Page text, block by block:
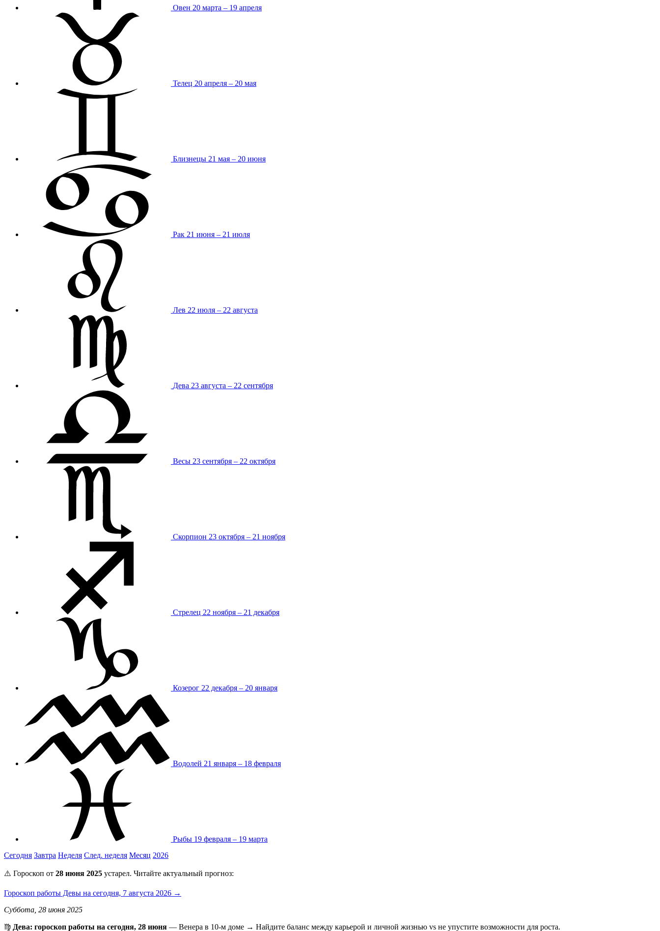
Овен 20 марта – 19 апреля
Телец 20 апреля – 20 мая
Близнецы 21 мая – 20 июня
Рак 21 июня – 21 июля
Лев 22 июля – 22 августа
Дева 23 августа – 22 сентября
Весы 23 сентября – 22 октября
Скорпион 23 октября – 21 ноября
Стрелец 22 ноября – 21 декабря
Козерог 22 декабря – 20 января
Водолей 21 января – 18 февраля
Рыбы 19 февраля – 19 марта
Сегодня Завтра Неделя След. неделя Месяц 2026
⚠️ Гороскоп от 28 июня 2025 устарел. Читайте актуальный прогноз:
Гороскоп работы Девы на сегодня, 7 августа 2026 →
Суббота, 28 июня 2025
♍️ Дева: гороскоп работы на сегодня, 28 июня — Венера в 10-м доме → Найдите баланс между карьерой и личной жизнью vs не упустите возможности для роста.